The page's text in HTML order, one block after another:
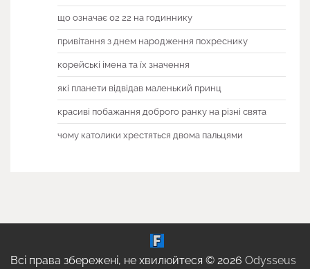
що означає 02 22 на годиннику
привітання з днем народження похреснику
корейські імена та їх значення
які планети відвідав маленький принц
красиві побажання доброго ранку на різні свята
чому католики хрестяться двома пальцями
Всі права збережені, не хвилюйтеся © 2026 Odysseus